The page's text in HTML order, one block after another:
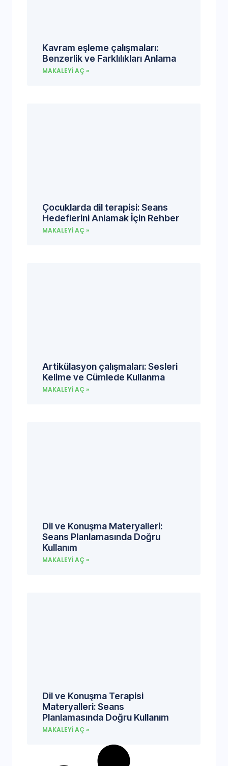
Kavram eşleme çalışmaları:
Benzerlik ve Farklılıkları Anlama
MAKALEYI AÇ »
Çocuklarda dil terapisi: Seans
Hedeflerini Anlamak İçin Rehber
MAKALEYI AÇ »
Artikülasyon çalışmaları: Sesleri
Kelime ve Cümlede Kullanma
MAKALEYI AÇ »
Dil ve Konuşma Materyalleri:
Seans Planlamasında Doğru
Kullanım
MAKALEYI AÇ »
Dil ve Konuşma Terapisi
Materyalleri: Seans
Planlamasında Doğru Kullanım
MAKALEYI AÇ »